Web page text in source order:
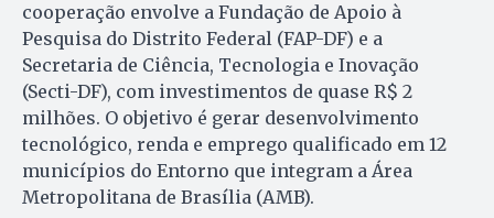
cooperação envolve a Fundação de Apoio à
Pesquisa do Distrito Federal (FAP-DF) e a
Secretaria de Ciência, Tecnologia e Inovação
(Secti-DF), com investimentos de quase R$ 2
milhões. O objetivo é gerar desenvolvimento
tecnológico, renda e emprego qualificado em 12
municípios do Entorno que integram a Área
Metropolitana de Brasília (AMB).